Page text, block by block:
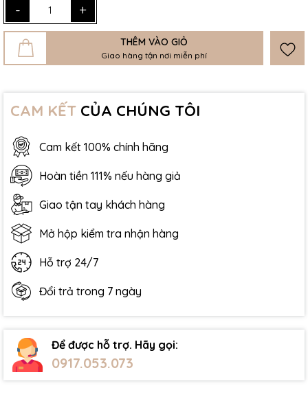
- +
THÊM VÀO GIỎ
Giao hàng tận nơi miễn phí
CAM KẾT CỦA CHÚNG TÔI
Cam kết 100% chính hãng
Hoàn tiền 111% nếu hàng giả
Giao tận tay khách hàng
Mở hộp kiểm tra nhận hàng
Hỗ trợ 24/7
Đổi trả trong 7 ngày
Để được hỗ trợ. Hãy gọi:
0917.053.073